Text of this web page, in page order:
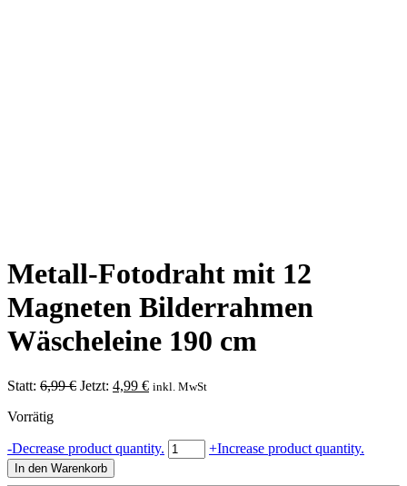
Metall-Fotodraht mit 12
Magneten Bilderrahmen
Wäscheleine 190 cm
Statt: 6,99€ Ursprünglicher
Jetzt: 4,99 €Aktueller
inkl. MwSt
Vorrätig
-Decrease product quantity. Metall-
Fotodraht
+Increase product quantity.
In den Warenkorb